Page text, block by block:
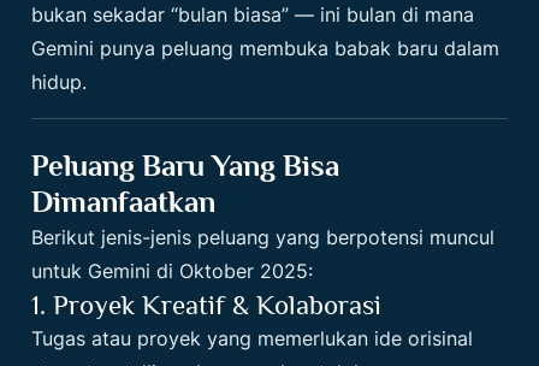
bukan sekadar “bulan biasa” — ini bulan di mana
Gemini punya peluang membuka babak baru dalam
hidup.
Peluang Baru Yang Bisa
Dimanfaatkan
Berikut jenis-jenis peluang yang berpotensi muncul
untuk Gemini di Oktober 2025:
1. Proyek Kreatif & Kolaborasi
Tugas atau proyek yang memerlukan ide orisinal